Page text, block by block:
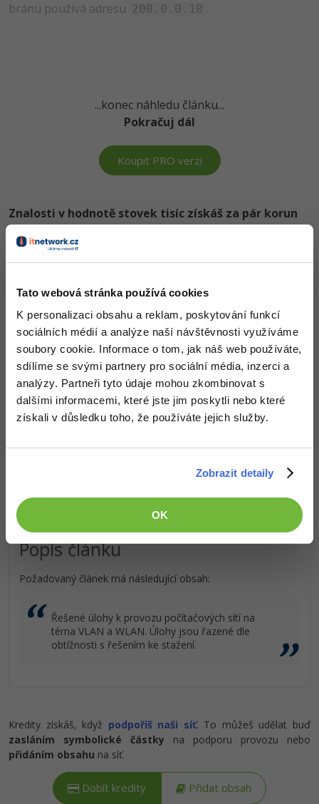
Tato webová stránka používá cookies
K personalizaci obsahu a reklam, poskytování funkcí
sociálních médií a analýze naší návštěvnosti využíváme
soubory cookie. Informace o tom, jak náš web používáte,
sdílíme se svými partnery pro sociální média, inzerci a
analýzy. Partneři tyto údaje mohou zkombinovat s
dalšími informacemi, které jste jim poskytli nebo které
získali v důsledku toho, že používáte jejich služby.
Zobrazit detaily
OK
Fórum
Photoshop -80%
Adobe Illustrator
Adobe Lightroom -30%
Adobe XD -15%
Adobe InDesign
Blender -80%
Inkscape
Fotografování -80%
Video
Ostatní
bránu používá adresu 200.0.0.10 .
...konec náhledu článku...
Pokračuj dál
Koupit PRO verzi
Znalosti v hodnotě stovek tisíc získáš za pár korun
Došel jsi až sem a to je super! Věříme, že ti první lekce
Obsah článku spadá pod licenciPremium, koupí článku souhlasíš
sesmluvními podmínkami.
Co od nás v dalších lekcích dostaneš?
Přístup k jednotlivým lekcím dle způsobu pořízení.
Dovednosti, které ti pomohou získat vysněnou a
Popis článku
Požadovaný článek má následující obsah:
Řešené úlohy k provozu počítačových sítí na
téma VLAN a WLAN. Úlohy jsou řazené dle
obtížnosti s řešením ke stažení.
Kredity získáš, když podpoříš naši síť. To můžeš udělat buď
zasláním symbolické částky na podporu provozu nebo
přidáním obsahu na síť.
Dobít kredity Přidat obsah